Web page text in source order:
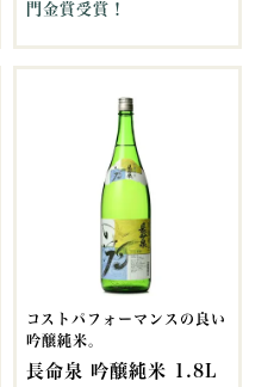
門金賞受賞！
コストパフォーマンスの良い
吟醸純米。
長命泉 吟醸純米 1.8L